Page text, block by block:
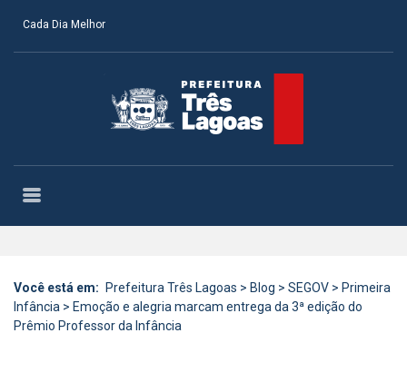
Cada Dia Melhor
Você está em: Prefeitura Três Lagoas > Blog > SEGOV > Primeira
Infância > Emoção e alegria marcam entrega da 3ª edição do
Prêmio Professor da Infância